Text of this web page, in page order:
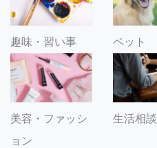
趣味・習い事 ペット
美容・ファッシ
ョン
生活相談